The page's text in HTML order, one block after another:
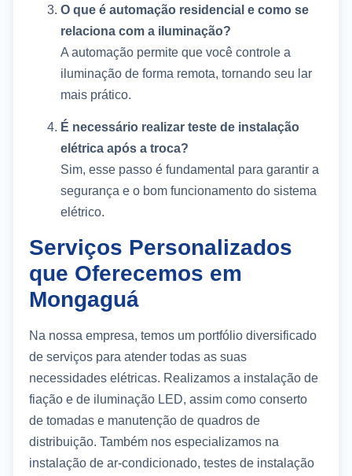
O que é automação residencial e como se
relaciona com a iluminação?
A automação permite que você controle a
iluminação de forma remota, tornando seu lar
mais prático.
É necessário realizar teste de instalação
elétrica após a troca?
Sim, esse passo é fundamental para garantir a
segurança e o bom funcionamento do sistema
elétrico.
Serviços Personalizados
que Oferecemos em
Mongaguá
Na nossa empresa, temos um portfólio diversificado
de serviços para atender todas as suas
necessidades elétricas. Realizamos a instalação de
fiação e de iluminação LED, assim como conserto
de tomadas e manutenção de quadros de
distribuição. Também nos especializamos na
instalação de ar-condicionado, testes de instalação